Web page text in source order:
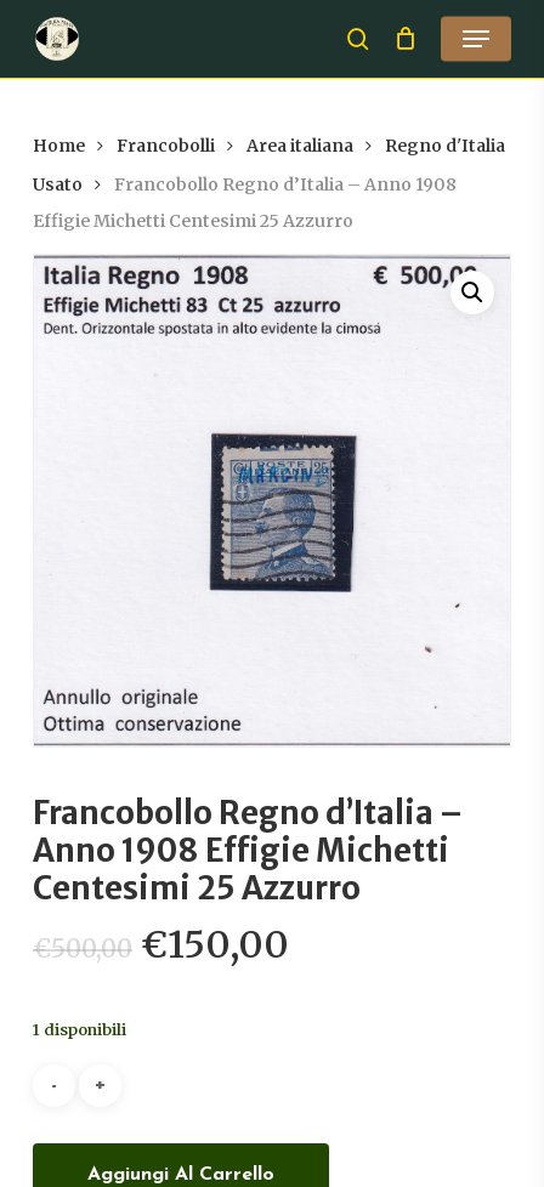
main
search
Menu
Home Francobolli Area italiana
Regno d'Italia
Usato
Francobollo Regno d’Italia – Anno 1908
Effigie Michetti Centesimi 25 Azzurro
Francobollo Regno d’Italia –
Anno 1908 Effigie Michetti
Centesimi 25 Azzurro
€500,00 Il
prezzo
€150,00
1 disponibili
Aggiungi Al Carrello
Close